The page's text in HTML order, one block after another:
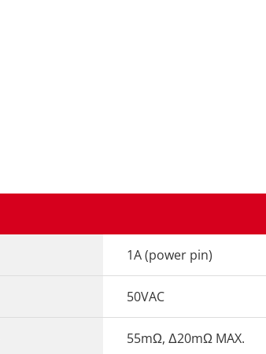
1A (power pin)
50VAC
55mΩ, Δ20mΩ MAX.